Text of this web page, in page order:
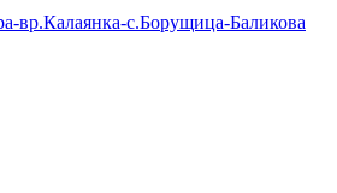
вр.Калаянка-с.Борущица-Баликова